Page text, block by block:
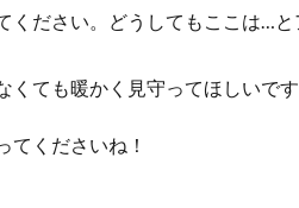
ください。どうしてもここは…
ても暖かく見守ってほしいです
てくださいね！